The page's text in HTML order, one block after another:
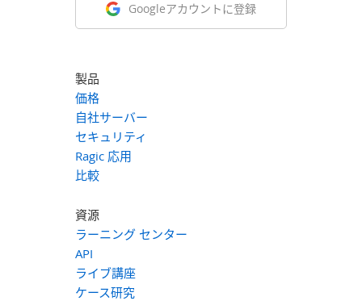
Googleアカウントに登録
製品
価格
自社サーバー
セキュリティ
Ragic 応用
比較
資源
ラーニング センター
API
ライブ講座
ケース研究